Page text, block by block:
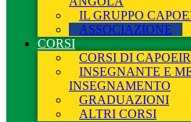
IL GRUPPO
ASSOCIAZIONE
CORSI
CORSI DI
INSEGNANTE E
INSEGNAMENTO
GRADUAZIONI
ALTRI CORSI